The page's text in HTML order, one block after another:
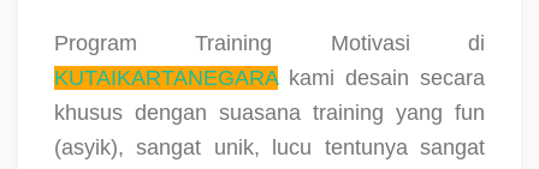
Program Training Motivasi di
KUTAIKARTANEGARAkami desain secara
khusus dengan suasana training yang fun
(asyik), sangat unik, lucu tentunya sangat